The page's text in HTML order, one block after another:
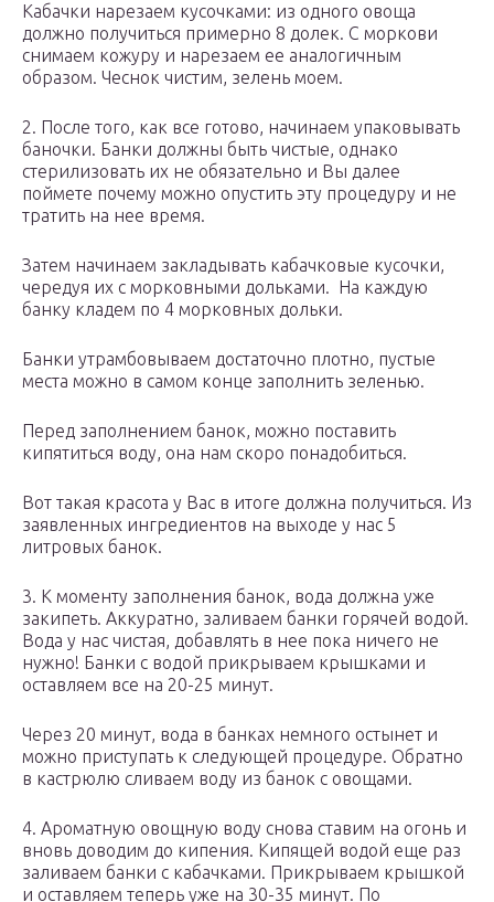
Кабачки нарезаем кусочками: из одного овоща
должно получиться примерно 8 долек. С моркови
снимаем кожуру и нарезаем ее аналогичным
образом. Чеснок чистим, зелень моем.
2. После того, как все готово, начинаем упаковывать
баночки. Банки должны быть чистые, однако
стерилизовать их не обязательно и Вы далее
поймете почему можно опустить эту процедуру и не
тратить на нее время.
Затем начинаем закладывать кабачковые кусочки,
чередуя их с морковными дольками. На каждую
банку кладем по 4 морковных дольки.
Банки утрамбовываем достаточно плотно, пустые
места можно в самом конце заполнить зеленью.
Перед заполнением банок, можно поставить
кипятиться воду, она нам скоро понадобиться.
Вот такая красота у Вас в итоге должна получиться. Из
заявленных ингредиентов на выходе у нас 5
литровых банок.
3. К моменту заполнения банок, вода должна уже
закипеть. Аккуратно, заливаем банки горячей водой.
Вода у нас чистая, добавлять в нее пока ничего не
нужно! Банки с водой прикрываем крышками и
оставляем все на 20-25 минут.
Через 20 минут, вода в банках немного остынет и
можно приступать к следующей процедуре. Обратно
в кастрюлю сливаем воду из банок с овощами.
4. Ароматную овощную воду снова ставим на огонь и
вновь доводим до кипения. Кипящей водой еще раз
заливаем банки с кабачками. Прикрываем крышкой
и оставляем теперь уже на 30-35 минут. По